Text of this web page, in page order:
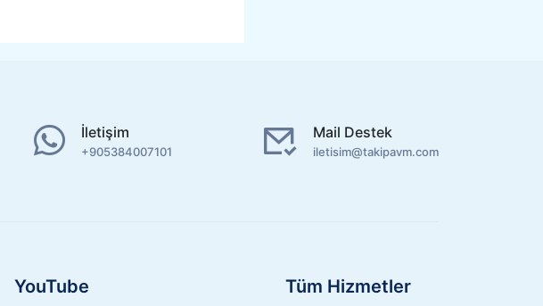
İletişim
+905384007101
Mail Destek
iletisim@takipavm.com
YouTube Tüm Hizmetler